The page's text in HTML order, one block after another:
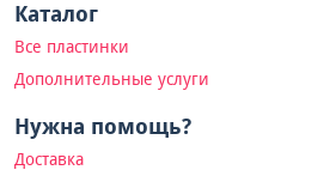
Каталог
Все пластинки
Дополнительные услуги
Нужна помощь?
Доставка